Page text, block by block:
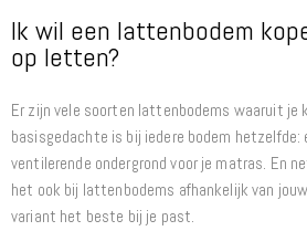
Ik wil een lattenbodem
op letten?
Er zijn vele soorten lattenbodems waaruit je
basisgedachte is bij iedere bodem hetzelfde:
ventilerende ondergrond voor je matras. En
het ook bij lattenbodems afhankelijk van
variant het beste bij je past.